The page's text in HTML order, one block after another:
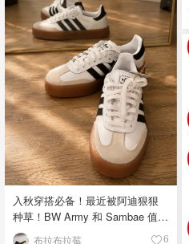
入秋穿搭必备！最近被阿迪狠狠
种草！BW Army 和 Sambae 值得
拥有！布拉布拉莓 6